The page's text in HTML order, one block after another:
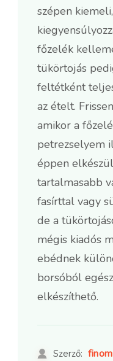
szépen
főzelék
tükörtojás
feltétként
az ételt.
amikor a
petrezselyem
éppen
tartalmasabb
fasírttal vagy
de a
mégis kiadós
ebédnek
borsóból
elkészíthető.
Szerző: